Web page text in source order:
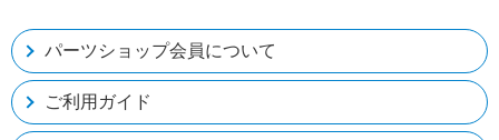
パーツショップ会員について
ご利用ガイド